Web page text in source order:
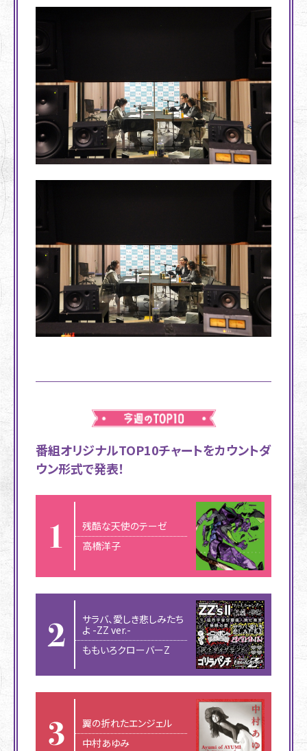
番組オリジナルTOP10チャートをカウントダ
ウン形式で発表！
残酷な天使のテーゼ
高橋洋子
サラバ、愛しき悲しみたち
よ -ZZ ver.-
ももいろクローバーZ
翼の折れたエンジェル
中村あゆみ